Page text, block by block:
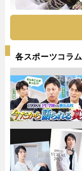
各スポーツコラ